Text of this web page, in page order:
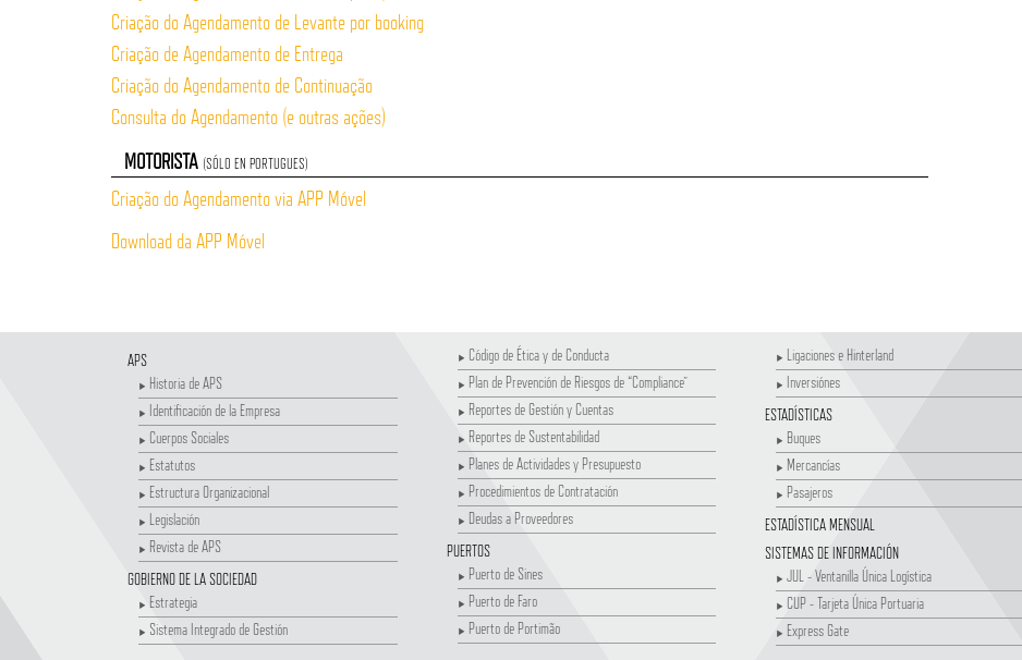
Criação do Agendamento de Levante por booking
Criação de Agendamento de Entrega
Criação do Agendamento de Continuação
Consulta do Agendamento (e outras ações)
MOTORISTA (SÓLO EN PORTUGUES)
Criação do Agendamento via APP Móvel
Download da APP Móvel
APS
Historia de APS
Identificación de la Empresa
Cuerpos Sociales
Estatutos
Estructura Organizacional
Legislación
Revista de APS
GOBIERNO DE LA SOCIEDAD
Estrategia
Sistema Integrado de Gestión
Código de Ética y de Conducta
Plan de Prevención de Riesgos de “Compliance”
Reportes de Gestión y Cuentas
Reportes de Sustentabilidad
Planes de Actividades y Presupuesto
Procedimientos de Contratación
Deudas a Proveedores
PUERTOS
Puerto de Sines
Puerto de Faro
Puerto de Portimão
Ligaciones e Hinterland
Inversiónes
ESTADÍSTICAS
Buques
Mercancías
Pasajeros
ESTADÍSTICA MENSUAL
SISTEMAS DE INFORMACIÓN
JUL - Ventanilla Única Logística
CUP - Tarjeta Única Portuaria
Express Gate